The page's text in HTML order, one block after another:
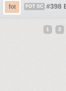
fot FOT SC #398
1 2